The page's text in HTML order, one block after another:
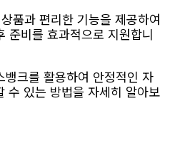
품과 편리한 기능을 제공하여
준비를 효과적으로 지원합니
크를 활용하여 안정적인 자
수 있는 방법을 자세히 알아보